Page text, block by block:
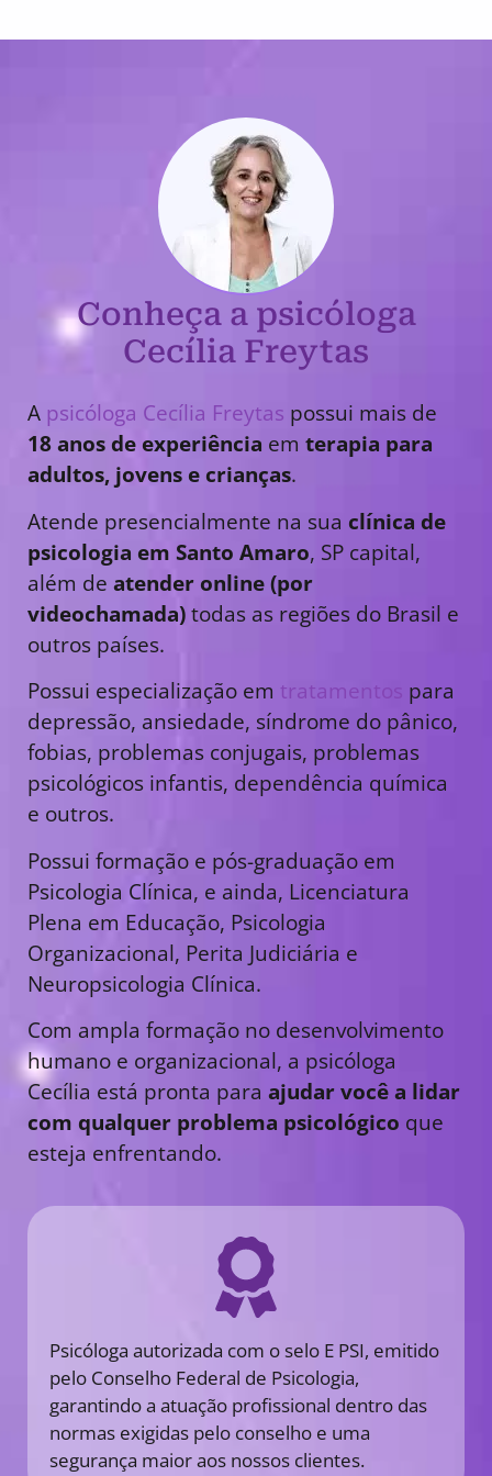
Conheça a psicóloga
Cecília Freytas
A psicóloga Cecília Freytas possui mais de
18 anos de experiência em terapia para
adultos, jovens e crianças.
Atende presencialmente na sua clínica de
psicologia em Santo Amaro, SP capital,
além de atender online (por
videochamada)todas as regiões do Brasil e
outros países.
Possui especialização em tratamentos para
depressão, ansiedade, síndrome do pânico,
fobias, problemas conjugais, problemas
psicológicos infantis, dependência química
e outros.
Possui formação e pós-graduação em
Psicologia Clínica, e ainda, Licenciatura
Plena em Educação, Psicologia
Organizacional, Perita Judiciária e
Neuropsicologia Clínica.
Com ampla formação no desenvolvimento
humano e organizacional, a psicóloga
Cecília está pronta para ajudar você a lidar
com qualquer problema psicológico que
esteja enfrentando.
Psicóloga autorizada com o selo E PSI, emitido
pelo Conselho Federal de Psicologia,
garantindo a atuação profissional dentro das
normas exigidas pelo conselho e uma
segurança maior aos nossos clientes.